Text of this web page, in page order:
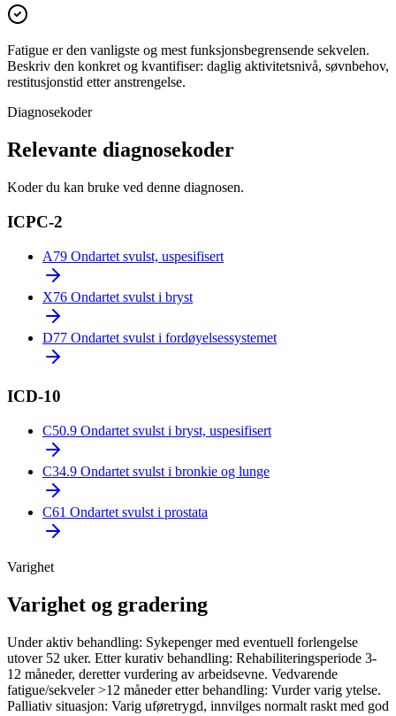
Fatigue er den vanligste og mest funksjonsbegrensende sekvelen.
Beskriv den konkret og kvantifiser: daglig aktivitetsnivå, søvnbehov,
restitusjonstid etter anstrengelse.
Diagnosekoder
Relevante diagnosekoder
Koder du kan bruke ved denne diagnosen.
ICPC-2
A79 Ondartet svulst, uspesifisert
X76 Ondartet svulst i bryst
D77 Ondartet svulst i fordøyelsessystemet
ICD-10
C50.9 Ondartet svulst i bryst, uspesifisert
C34.9 Ondartet svulst i bronkie og lunge
C61 Ondartet svulst i prostata
Varighet
Varighet og gradering
Under aktiv behandling: Sykepenger med eventuell forlengelse
utover 52 uker. Etter kurativ behandling: Rehabiliteringsperiode 3-
12 måneder, deretter vurdering av arbeidsevne. Vedvarende
fatigue/sekveler >12 måneder etter behandling: Vurder varig ytelse.
Palliativ situasjon: Varig uføretrygd, innvilges normalt raskt med god